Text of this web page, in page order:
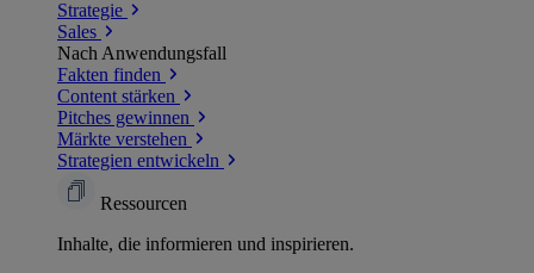
Strategie
Sales
Nach Anwendungsfall
Fakten finden
Content stärken
Pitches gewinnen
Märkte verstehen
Strategien entwickeln
Ressourcen
Inhalte, die informieren und inspirieren.